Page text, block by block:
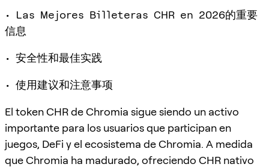
• Las Mejores Billeteras CHR en 2026的重要
信息
• 安全性和最佳实践
• 使用建议和注意事项
El token CHR de Chromia sigue siendo un activo
importante para los usuarios que participan en
juegos, DeFi y el ecosistema de Chromia. A medida
que Chromia ha madurado, ofreciendo CHR nativo